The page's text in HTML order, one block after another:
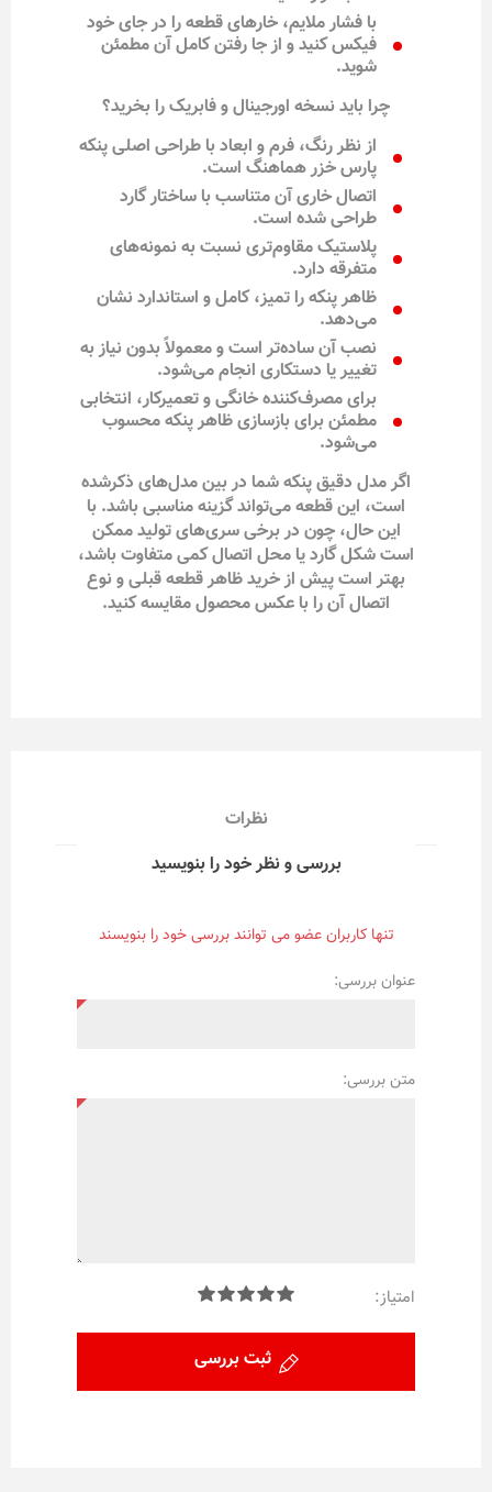
با فشار ملایم، خارهای قطعه را در جای خود
فیکس کنید و از جا رفتن کامل آن مطمئن
شوید.
چرا باید نسخه اورجینال و فابریک را بخرید؟
از نظر رنگ، فرم و ابعاد با طراحی اصلی پنکه
پارس خزر هماهنگ است.
اتصال خاری آن متناسب با ساختار گارد
طراحی شده است.
پلاستیک مقاوم‌تری نسبت به نمونه‌های
متفرقه دارد.
ظاهر پنکه را تمیز، کامل و استاندارد نشان
می‌دهد.
نصب آن ساده‌تر است و معمولاً بدون نیاز به
تغییر یا دستکاری انجام می‌شود.
برای مصرف‌کننده خانگی و تعمیرکار، انتخابی
مطمئن برای بازسازی ظاهر پنکه محسوب
می‌شود.
اگر مدل دقیق پنکه شما در بین مدل‌های ذکرشده
است، این قطعه می‌تواند گزینه مناسبی باشد. با
این حال، چون در برخی سری‌های تولید ممکن
است شکل گارد یا محل اتصال کمی متفاوت باشد،
بهتر است پیش از خرید ظاهر قطعه قبلی و نوع
اتصال آن را با عکس محصول مقایسه کنید.
نظرات
بررسی و نظر خود را بنویسید
تنها کاربران عضو می توانند بررسی خود را بنویسند
عنوان بررسی:
متن بررسی:
امتیاز:
ثبت بررسی